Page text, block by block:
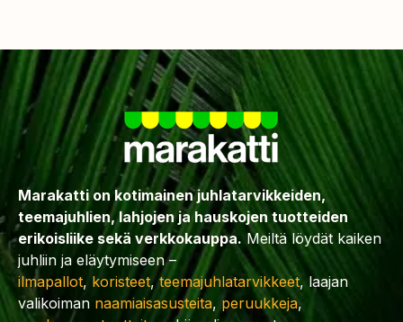
Marakatti on kotimainen juhlatarvikkeiden,
teemajuhlien, lahjojen ja hauskojen tuotteiden
erikoisliike sekä verkkokauppa. Meiltä löydät kaiken
juhliin ja eläytymiseen –
ilmapallot, koristeet,teemajuhlatarvikkeet, laajan
valikoiman naamiaisasusteita, peruukkeja,